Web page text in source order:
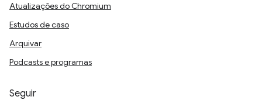
Atualizações do Chromium
Estudos de caso
Arquivar
Podcasts e programas
Seguir